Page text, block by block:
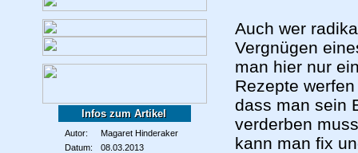
Infos zum Artikel
Autor:
Magaret Hinderaker
Datum:
08.03.2013
Auch wer
Vergnügen
man hier nur
Rezepte
dass man sein
verderben
kann man fix